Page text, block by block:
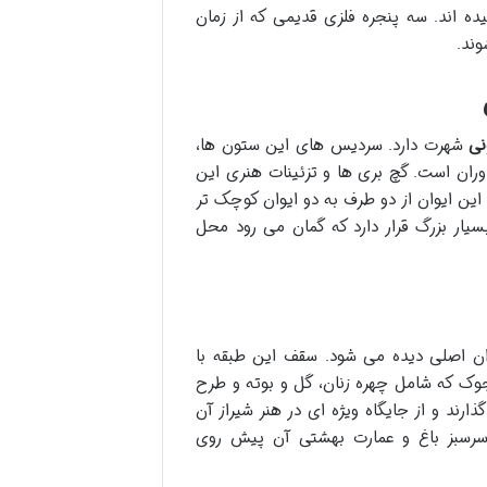
سه پنجره فلزی قدیمی که از زمان
شهرت دارد. سردیس های این ستون ها،
است. گچ بری ها و تزئینات هنری این
ایوان از دو طرف به دو ایوان کوچک تر
بزرگ قرار دارد که گمان می رود محل
اصلی دیده می شود. سقف این طبقه با
که شامل چهره زنان، گل و بوته و طرح
و از جایگاه ویژه ای در هنر شیراز آن
سرسبز باغ و عمارت بهشتی آن پیش روی